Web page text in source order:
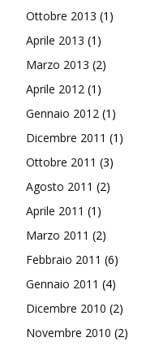
Ottobre 2013 (1)
Aprile 2013 (1)
Marzo 2013 (2)
Aprile 2012 (1)
Gennaio 2012 (1)
Dicembre 2011 (1)
Ottobre 2011 (3)
Agosto 2011 (2)
Aprile 2011 (1)
Marzo 2011 (2)
Febbraio 2011 (6)
Gennaio 2011 (4)
Dicembre 2010 (2)
Novembre 2010 (2)